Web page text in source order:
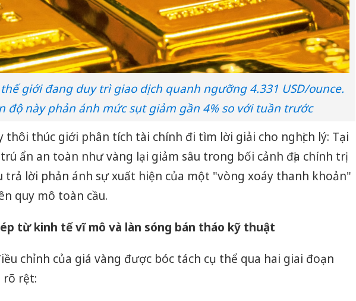
giới đang duy trì giao dịch quanh ngưỡng 4.331 USD/ounce.
độ này phản ánh mức sụt giảm gần 4% so với tuần trước
thôi thúc giới phân tích tài chính đi tìm lời giải cho nghịch lý: Tại
ẩn an toàn như vàng lại giảm sâu trong bối cảnh địa chính trị
trả lời phản ánh sự xuất hiện của một "vòng xoáy thanh khoản"
quy mô toàn cầu.
từ kinh tế vĩ mô và làn sóng bán tháo kỹ thuật
chỉnh của giá vàng được bóc tách cụ thể qua hai giai đoạn
rõ rệt: